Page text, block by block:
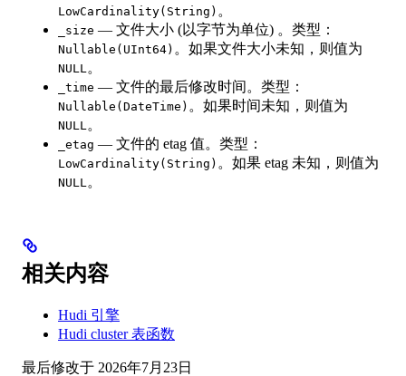
LowCardinality(String) 。
_size — 文件大小 (以字节为单位) 。类型：
Nullable(UInt64) 。如果文件大小未知，则值为
NULL 。
_time — 文件的最后修改时间。类型：
Nullable(DateTime) 。如果时间未知，则值为
NULL 。
_etag — 文件的 etag 值。类型：
LowCardinality(String) 。如果 etag 未知，则值为
NULL 。
相关内容
Hudi 引擎
Hudi cluster 表函数
最后修改于 2026年7月23日